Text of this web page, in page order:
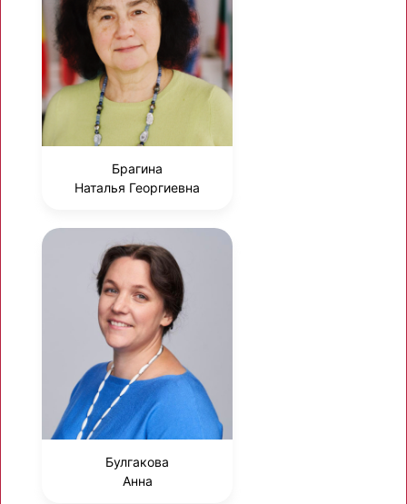
Брагина
Наталья Георгиевна
Булгакова
Анна